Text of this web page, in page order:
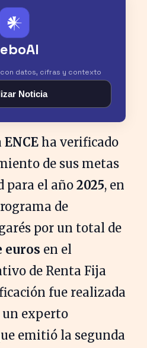
𒀭
datos, cifras y contexto
Noticia
ENCE ha verificado
de sus metas
para el año 2025, en
de
por un total de
euros en el
de Renta Fija
fue realizada
un experto
emitió la segunda